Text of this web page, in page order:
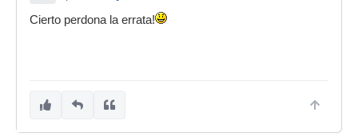
Cierto perdona la errata!